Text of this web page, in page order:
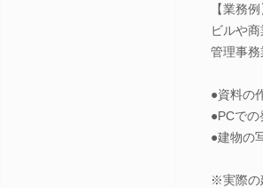
【業務例
ビルや
管理事務
●資料の
●PCで
●建物の
※実際の